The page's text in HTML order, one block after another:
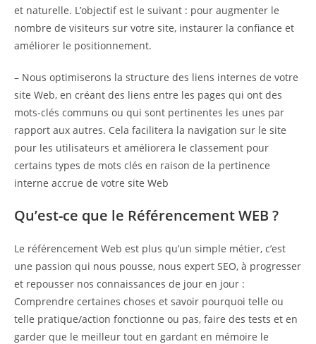
et naturelle. L’objectif est le suivant : pour augmenter le
nombre de visiteurs sur votre site, instaurer la confiance et
améliorer le positionnement.
– Nous optimiserons la structure des liens internes de votre
site Web, en créant des liens entre les pages qui ont des
mots-clés communs ou qui sont pertinentes les unes par
rapport aux autres. Cela facilitera la navigation sur le site
pour les utilisateurs et améliorera le classement pour
certains types de mots clés en raison de la pertinence
interne accrue de votre site Web
Qu’est-ce que le Référencement WEB ?
Le référencement Web est plus qu’un simple métier, c’est
une passion qui nous pousse, nous expert SEO, à progresser
et repousser nos connaissances de jour en jour :
Comprendre certaines choses et savoir pourquoi telle ou
telle pratique/action fonctionne ou pas, faire des tests et en
garder que le meilleur tout en gardant en mémoire le